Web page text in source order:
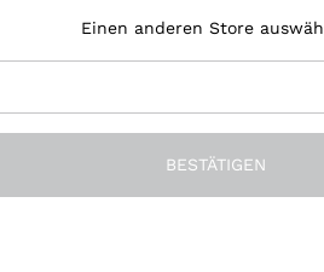
Die Firma
Einen anderen Store
BESTÄTIGEN